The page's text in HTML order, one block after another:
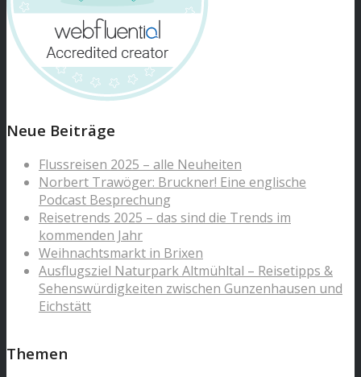
Neue Beiträge
Flussreisen 2025 – alle Neuheiten
Norbert Trawöger: Bruckner! Eine englische
Podcast Besprechung
Reisetrends 2025 – das sind die Trends im
kommenden Jahr
Weihnachtsmarkt in Brixen
Ausflugsziel Naturpark Altmühltal – Reisetipps &
Sehenswürdigkeiten zwischen Gunzenhausen und
Eichstätt
Themen